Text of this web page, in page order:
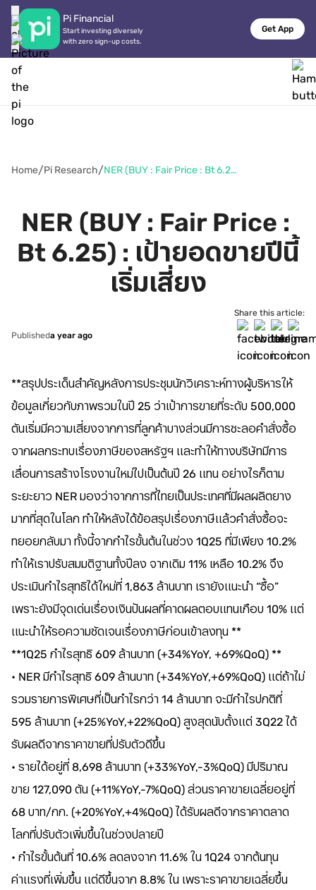
Pi Financial
Start investing diversely
with zero sign-up costs.
Get App
Home/Pi Research/ NER (BUY : Fair Price : Bt 6.25) : เป้ายอดขายปีนี้เริ่มเสี่ยง
NER (BUY : Fair Price :
Bt 6.25) : เป้ายอดขายปีนี้
เริ่มเสี่ยง
Publisheda year ago
Share this article:
**สรุปประเด็นสำคัญหลังการประชุมนักวิเคราะห์ทางผู้บริหารให้
ข้อมูลเกี่ยวกับภาพรวมในปี 25 ว่าเป้าการขายที่ระดับ 500,000
ตันเริ่มมีความเสี่ยงจากการที่ลูกค้าบางส่วนมีการชะลอคำสั่งซื้อ
จากผลกระทบเรื่องภาษีของสหรัฐฯ และทำให้ทางบริษัทมีการ
เลื่อนการสร้างโรงงานใหม่ไปเป็นต้นปี 26 แทน อย่างไรก็ตาม
ระยะยาว NER มองว่าจากการที่ไทยเป็นประเทศที่มีผลผลิตยาง
มากที่สุดในโลก ทำให้หลังได้ข้อสรุปเรื่องภาษีแล้วคำสั่งซื้อจะ
ทยอยกลับมา ทั้งนี้จากกำไรขั้นต้นในช่วง 1Q25 ที่มีเพียง 10.2%
ทำให้เราปรับสมมติฐานทั้งปีลง จากเดิม 11% เหลือ 10.2% จึง
ประเมินกำไรสุทธิได้ใหม่ที่ 1,863 ล้านบาท เรายังแนะนำ “ซื้อ”
เพราะยังมีจุดเด่นเรื่องเงินปันผลที่คาดผลตอบแทนเกือบ 10% แต่
แนะนำให้รอความชัดเจนเรื่องภาษีก่อนเข้าลงทุน **
**1Q25 กำไรสุทธิ 609 ล้านบาท (+34%YoY, +69%QoQ) **
• NER มีกำไรสุทธิ 609 ล้านบาท (+34%YoY,+69%QoQ) แต่ถ้าไม่
รวมรายการพิเศษที่เป็นกำไรกว่า 14 ล้านบาท จะมีกำไรปกติที่
595 ล้านบาท (+25%YoY,+22%QoQ) สูงสุดนับตั้งแต่ 3Q22 ได้
รับผลดีจากราคาขายที่ปรับตัวดีขึ้น
• รายได้อยู่ที่ 8,698 ล้านบาท (+33%YoY,-3%QoQ) มีปริมาณ
ขาย 127,090 ตัน (+11%YoY,-7%QoQ) ส่วนราคาขายเฉลี่ยอยู่ที่
68 บาท/กก. (+20%YoY,+4%QoQ) ได้รับผลดีจากราคาตลาด
โลกที่ปรับตัวเพิ่มขึ้นในช่วงปลายปี
• กำไรขั้นต้นที่ 10.6% ลดลงจาก 11.6% ใน 1Q24 จากต้นทุน
ค่าแรงที่เพิ่มขึ้น แต่ดีขึ้นจาก 8.8% ใน เพราะราคาขายเฉลี่ยขึ้น